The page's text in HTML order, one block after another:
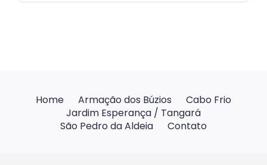
Home Armação dos Búzios
Cabo Frio
Jardim Esperança / Tangará
São Pedro da Aldeia
Contato